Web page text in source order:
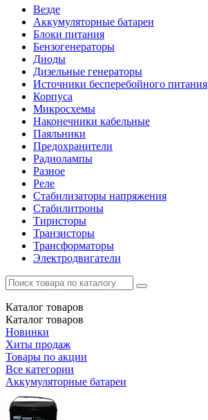
Везде
Аккумуляторные батареи
Блоки питания
Бензогенераторы
Диоды
Дизельные генераторы
Источники бесперебойного питания
Корпуса
Микросхемы
Наконечники кабельные
Паяльники
Предохранители
Радиолампы
Разное
Реле
Стабилизаторы напряжения
Стабилитроны
Тиристоры
Транзисторы
Трансформаторы
Электродвигатели
Каталог товаров
Каталог товаров
Новинки
Хиты продаж
Товары по акции
Все категории
Аккумуляторные батареи